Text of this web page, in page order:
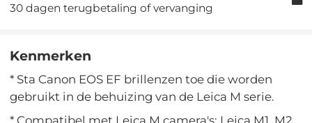
30 dagen terugbetaling of vervanging
Kenmerken
* Sta Canon EOS EF brillenzen toe die worden
gebruikt in de behuizing van de Leica M serie.
* Compatibel met Leica M camera's: Leica M1, M2,